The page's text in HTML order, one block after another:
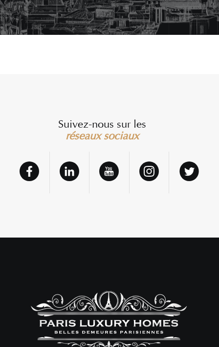
Suivez-nous sur les
réseaux sociaux